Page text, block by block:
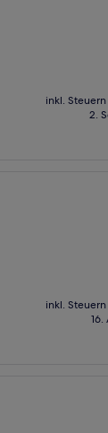
inkl.
2.
inkl.
16.